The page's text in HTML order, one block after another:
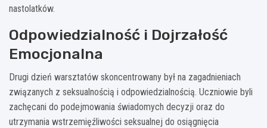
nastolatków.
Odpowiedzialność i Dojrzałość
Emocjonalna
Drugi dzień warsztatów skoncentrowany był na zagadnieniach
związanych z seksualnością i odpowiedzialnością. Uczniowie byli
zachęcani do podejmowania świadomych decyzji oraz do
utrzymania wstrzemięźliwości seksualnej do osiągnięcia